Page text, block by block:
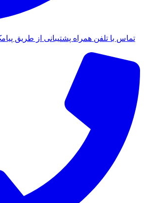
تماس با تلفن همراه پشتیبانی از طریق